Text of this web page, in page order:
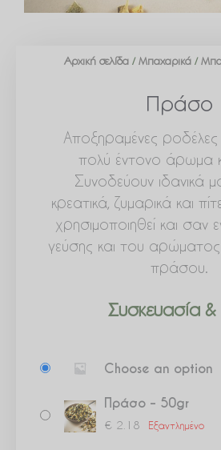
Αρχική σελίδα / Μπαχαρικά /
Πράσο
Αποξηραμένες
πολύ έντονο άρωμα
Συνοδεύουν ιδανικά
κρεατικά, ζυμαρικά και
χρησιμοποιηθεί και σαν
γεύσης και του
πράσου.
Συσκευασία &
Choose an option
Πράσο – 50gr
€ 2.18 Εξαντλημένο
ποσότητα